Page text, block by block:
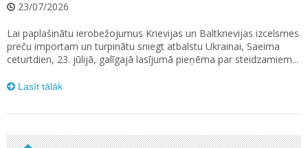
23/07/2026
Lai paplašinātu ierobežojumus Krievijas un Baltkrievijas izcelsmes
preču importam un turpinātu sniegt atbalstu Ukrainai, Saeima
ceturtdien, 23. jūlijā, galīgajā lasījumā pieņēma par steidzamiem...
Lasīt tālāk